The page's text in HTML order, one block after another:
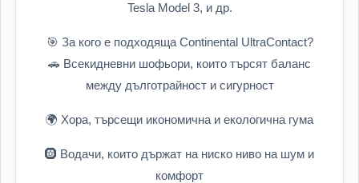
Tesla Model 3, и др.
🎯 За кого е подходяща Continental UltraContact?
🚗 Всекидневни шофьори, които търсят баланс
между дълготрайност и сигурност
🌍 Хора, търсещи икономична и екологична гума
🛞 Водачи, които държат на ниско ниво на шум и
комфорт